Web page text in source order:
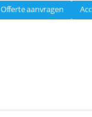
Offerte aanvragen